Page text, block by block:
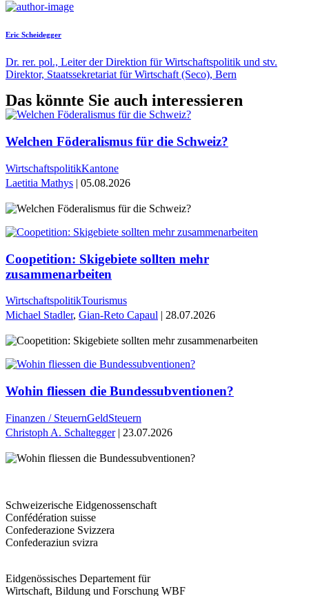
Eric Scheidegger
Dr. rer. pol., Leiter der Direktion für Wirtschaftspolitik und stv.
Direktor, Staatssekretariat für Wirtschaft (Seco), Bern
Das könnte Sie auch interessieren
Welchen Föderalismus für die Schweiz?
WirtschaftspolitikKantone
Laetitia Mathys | 05.08.2026
Coopetition: Skigebiete sollten mehr
zusammenarbeiten
WirtschaftspolitikTourismus
Michael Stadler, Gian-Reto Capaul | 28.07.2026
Wohin fliessen die Bundessubventionen?
Finanzen / SteuernGeldSteuern
Christoph A. Schaltegger| 23.07.2026
Schweizerische Eidgenossenschaft
Confédération suisse
Confederazione Svizzera
Confederaziun svizra
Eidgenössisches Departement für
Wirtschaft, Bildung und Forschung WBF